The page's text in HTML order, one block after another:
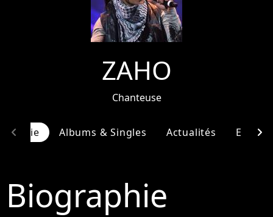
ZAHO
Chanteuse
Albums & Singles Actualités
chevron_left chevron_right
Biographie